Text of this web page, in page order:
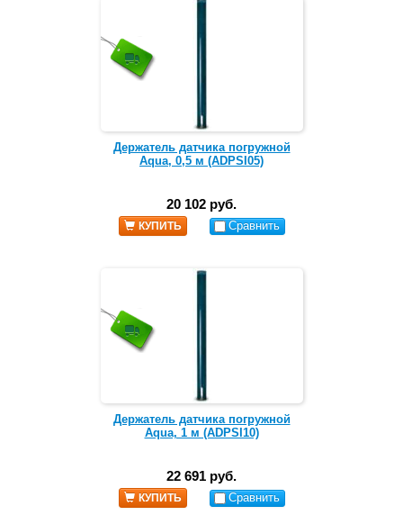
Держатель датчика погружной
Aqua, 0,5 м (ADPSI05)
20 102 руб.
КУПИТЬ Сравнить
Держатель датчика погружной
Aqua, 1 м (ADPSI10)
22 691 руб.
КУПИТЬ Сравнить